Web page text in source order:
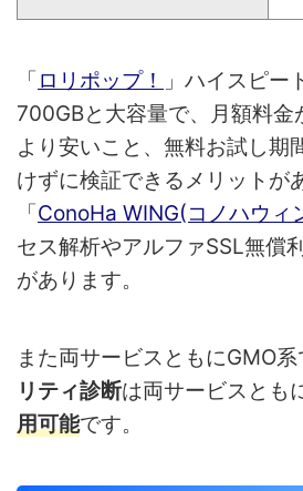
「 ロリポップ！
」ハイスピー
700GBと大容量で、月額料金
より安いこと、無料お試し期
けずに検証できるメリットが
「ConoHa WING(コノハウィ
セス解析やアルファSSL無償
があります。
また両サービスともにGMO系
リティ診断は両サービスとも
用可能です。